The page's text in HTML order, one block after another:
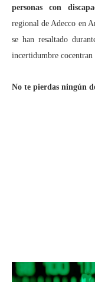
personas con
regional de Adecco en
se han resaltado
incertidumbre cocentran
No te pierdas ningún